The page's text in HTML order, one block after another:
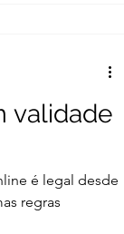
validade
é legal desde
regras